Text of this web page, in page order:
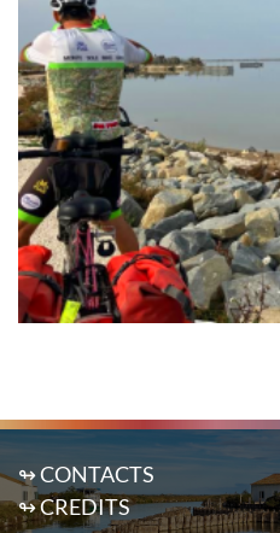
↬ CONTACTS
↬ CREDITS